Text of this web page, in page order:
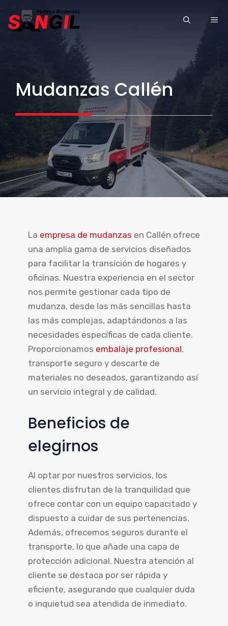
Mudanzas Callén
La empresa de mudanzas en Callén ofrece
una amplia gama de servicios diseñados
para facilitar la transición de hogares y
oficinas. Nuestra experiencia en el sector
nos permite gestionar cada tipo de
mudanza, desde las más sencillas hasta
las más complejas, adaptándonos a las
necesidades específicas de cada cliente.
Proporcionamos embalaje profesional,
transporte seguro y descarte de
materiales no deseados, garantizando así
un servicio integral y de calidad.
Beneficios de
elegirnos
Al optar por nuestros servicios, los
clientes disfrutan de la tranquilidad que
ofrece contar con un equipo capacitado y
dispuesto a cuidar de sus pertenencias.
Además, ofrecemos seguros durante el
transporte, lo que añade una capa de
protección adicional. Nuestra atención al
cliente se destaca por ser rápida y
eficiente, asegurando que cualquier duda
o inquietud sea atendida de inmediato.